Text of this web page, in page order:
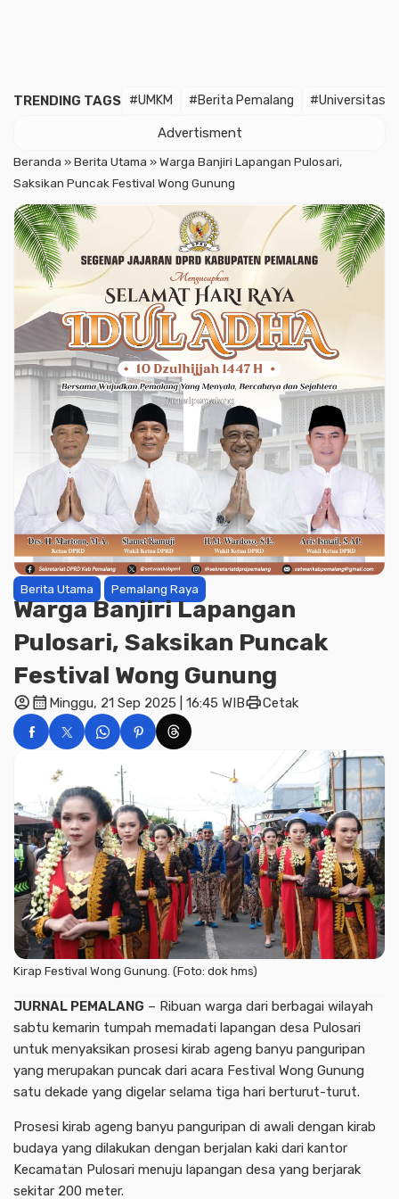
TRENDING TAGS #UMKM #Berita Pemalang #Universitas
Advertisment
Beranda »Berita Utama »Warga Banjiri Lapangan Pulosari,
Saksikan Puncak Festival Wong Gunung
Berita Utama Pemalang Raya
Warga Banjiri Lapangan
Pulosari, Saksikan Puncak
Festival Wong Gunung
account_circlecalendar_month Minggu, 21 Sep 2025 | 16:45 WIBprintCetak
Kirap Festival Wong Gunung. (Foto: dok hms)
JURNAL PEMALANG – Ribuan warga dari berbagai wilayah
sabtu kemarin tumpah memadati lapangan desa Pulosari
untuk menyaksikan prosesi kirab ageng banyu panguripan
yang merupakan puncak dari acara Festival Wong Gunung
satu dekade yang digelar selama tiga hari berturut-turut.
Prosesi kirab ageng banyu panguripan di awali dengan kirab
budaya yang dilakukan dengan berjalan kaki dari kantor
Kecamatan Pulosari menuju lapangan desa yang berjarak
sekitar 200 meter.